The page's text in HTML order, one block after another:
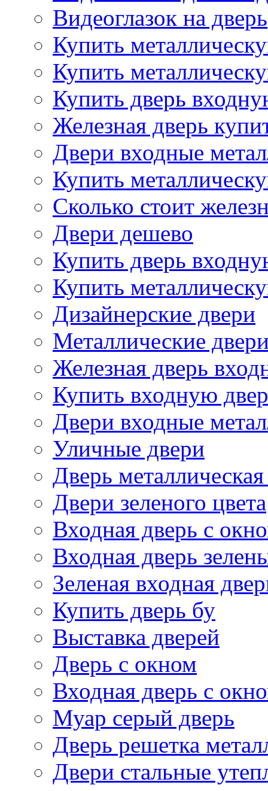
Видеоглазок на дверь
Купить
Купить
Купить дверь
Железная дверь
Двери входные
Купить
Сколько стоит
Двери дешево
Купить дверь
Купить
Дизайнерские двери
Металлические
Железная дверь
Купить входную
Двери входные
Уличные двери
Дверь металлическая
Двери зеленого цвета
Входная дверь с
Входная дверь
Зеленая входная
Купить дверь бу
Выставка дверей
Дверь с окном
Входная дверь с
Муар серый дверь
Дверь решетка
Двери стальные